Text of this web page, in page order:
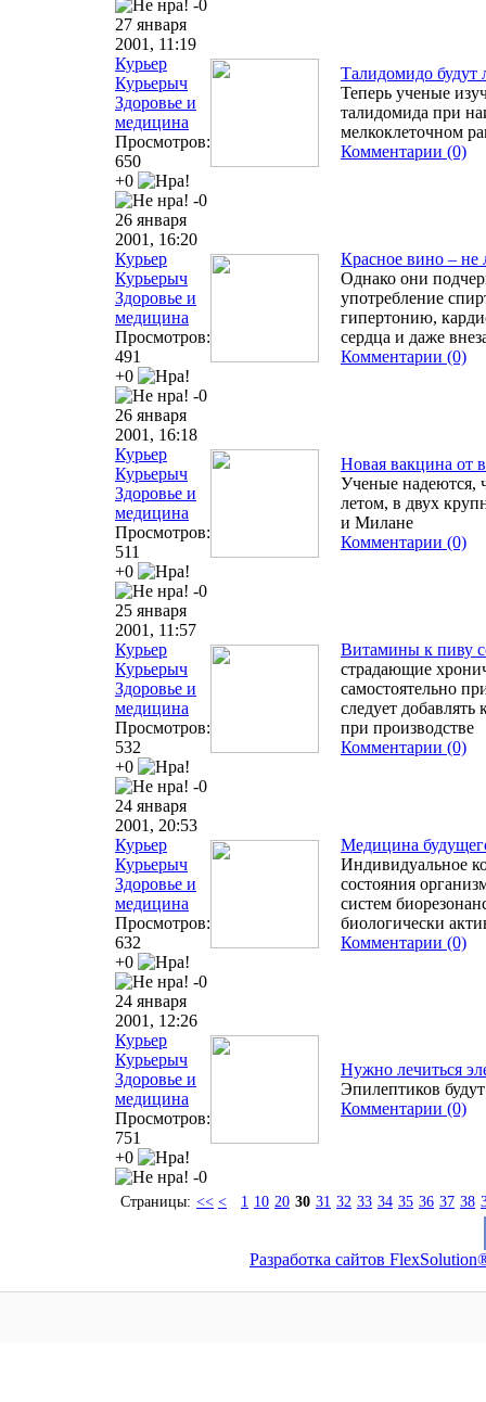
-0
27 января
2001, 11:19
Курьер
Курьерыч
Здоровье и
медицина
Просмотров:
650
+0
-0
Талидомидо будут
Теперь ученые
талидомида при
мелкоклеточном
Комментарии (0)
26 января
2001, 16:20
Курьер
Курьерыч
Здоровье и
медицина
Просмотров:
491
+0
-0
Красное вино – не
Однако они
употребление
гипертонию,
сердца и даже
Комментарии (0)
26 января
2001, 16:18
Курьер
Курьерыч
Здоровье и
медицина
Просмотров:
511
+0
-0
Новая вакцина от
Ученые надеются,
летом, в двух
и Милане
Комментарии (0)
25 января
2001, 11:57
Курьер
Курьерыч
Здоровье и
медицина
Просмотров:
532
+0
-0
Витамины к пиву
страдающие
самостоятельно
следует
при производстве
Комментарии (0)
24 января
2001, 20:53
Курьер
Курьерыч
Здоровье и
медицина
Просмотров:
632
+0
-0
Медицина
Индивидуальное
состояния
систем
биологически
Комментарии (0)
24 января
2001, 12:26
Курьер
Курьерыч
Здоровье и
медицина
Просмотров:
751
+0
-0
Нужно лечиться
Эпилептиков
Комментарии (0)
Страницы: << < 1 10 20 30 31 32 33 34 35 36 37 38
Разработка сайтов